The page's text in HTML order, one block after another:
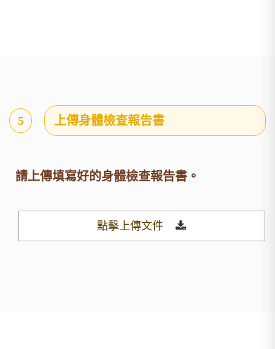
5 上傳身體檢查報告書
請上傳填寫好的身體檢查報告書。
點擊上傳文件